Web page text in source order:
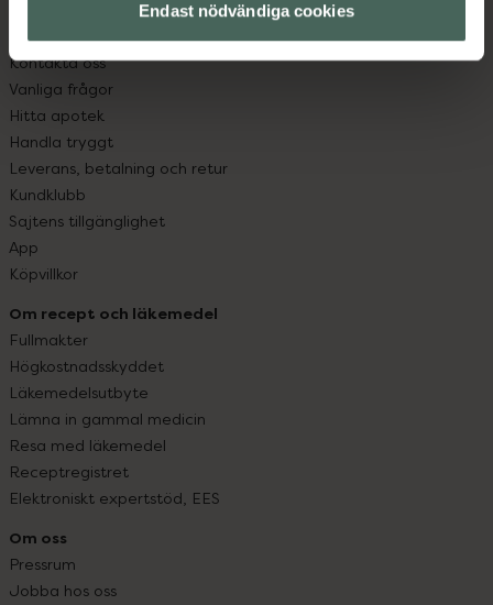
Endast nödvändiga cookies
Kundservice
Kontakta oss
Vanliga frågor
Hitta apotek
Handla tryggt
Leverans, betalning och retur
Kundklubb
Sajtens tillgänglighet
App
Köpvillkor
Om recept och läkemedel
Fullmakter
Högkostnadsskyddet
Läkemedelsutbyte
Lämna in gammal medicin
Resa med läkemedel
Receptregistret
Elektroniskt expertstöd, EES
Om oss
Pressrum
Jobba hos oss